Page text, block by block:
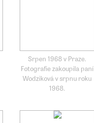
Srpen 1968 v Praze.
Fotografie zakoupila paní
Wodziková v srpnu roku
1968.